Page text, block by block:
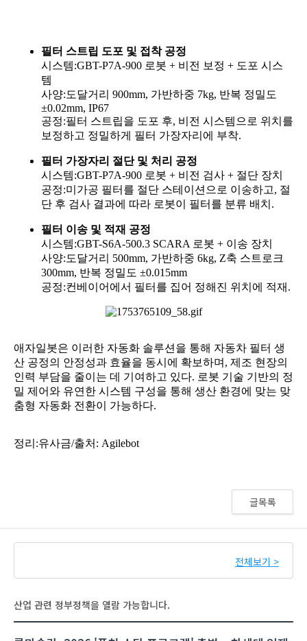
글목록
전체보기 >
산업 관련 정부정책을 열람 가능합니다.